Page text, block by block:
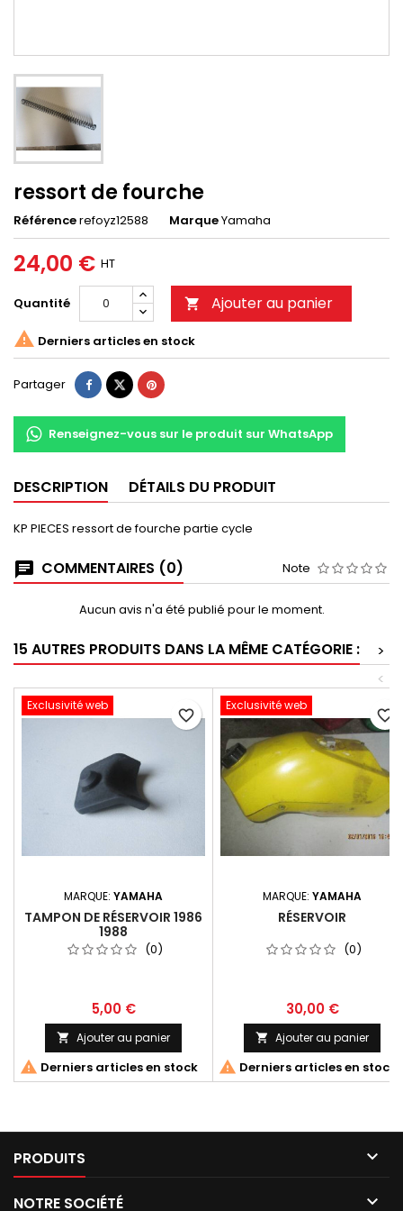
ressort de fourche
Référencerefoyz12588 MarqueYamaha
24,00 € HT
Quantité  Ajouter au panier
 Derniers articles en stock
Partager
Renseignez-vous sur le produit sur WhatsApp
DESCRIPTION DÉTAILS DU PRODUIT
KP PIECES ressort de fourche partie cycle
COMMENTAIRES (0) Note
Aucun avis n'a été publié pour le moment.
15 AUTRES PRODUITS DANS LA MÊME CATÉGORIE :
>
<
Exclusivité web
MARQUE: YAMAHA
TAMPON DE RÉSERVOIR 1986
1988
(0)
5,00 €
 Ajouter au panier
 Derniers articles en stock
favorite_border
Exclusivité web
MARQUE: YAMAHA
RÉSERVOIR
(0)
30,00 €
 Ajouter au panier
 Derniers articles en stock
favorite_border
PRODUITS 
NOTRE SOCIÉTÉ 